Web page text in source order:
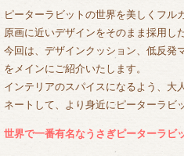
ピーターラビットの世界を美しくフル
原画に近いデザインをそのまま採用し
今回は、デザインクッション、低反発
をメインにご紹介いたします。
インテリアのスパイスになるよう、大
ネートして、より身近にピーターラビ
世界で一番有名なうさぎピーターラ